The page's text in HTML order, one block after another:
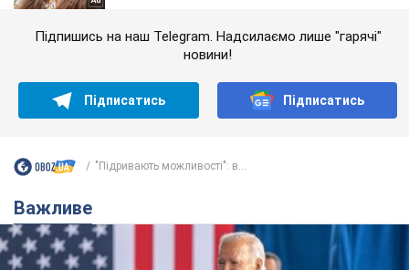
Підпишись на наш Telegram. Надсилаємо лише "гарячі"
новини!
Підписатись Підписатись
"Підривають можливості": в...
Важливе